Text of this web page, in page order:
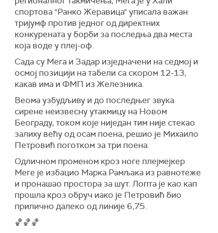
спортова "Ранко Жеравица" уписала важан
тријумф против једног од директних
конкурената у борби за последња два места
која воде у плеј-оф.
Сада су Мега и Задар изједначени на седмој и
осмој позицији на табели са скором 12-13,
какав има и ФМП из Железника.
Веома узбудљиву и до последњег звука
сирене неизвесну утакмицу на Новом
Београду, током које ниједан тим није стекао
залиху већу од осам поена, решио је Михаило
Петровић поготком за три поена.
Одличном променом кроз ноге плејмејкер
Меге је избацио Марка Рамљака из равнотеже
и пронашао простора за шут. Лопта је као кап
прошла кроз обруч иако је Петровић био
прилично далеко од линије 6,75.
🏀🏀🏀